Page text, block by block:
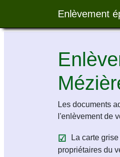
Enlèvement
Les documents
l'enlèvement de
La carte
propriétaires du